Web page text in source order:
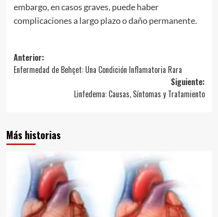
embargo, en casos graves, puede haber
complicaciones a largo plazo o daño permanente.
Navegación
de
Anterior:
Enfermedad de Behçet: Una Condición Inflamatoria Rara
Siguiente:
Linfedema: Causas, Síntomas y Tratamiento
Más historias